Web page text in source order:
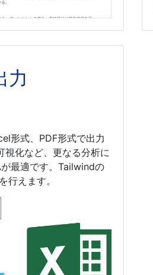
力
形式、PDF形式で出力
視化など、更なる分析に
が最適です。Tailwindの
行えます。